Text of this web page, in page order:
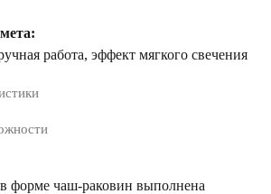
работа, эффект мягкого свечения
форме чаш-раковин выполнена